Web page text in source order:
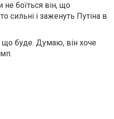
не боїться він, що
сильні і заженуть Путіна в
буде. Думаю, він хоче